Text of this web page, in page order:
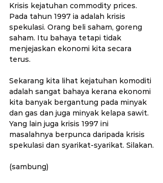
Krisis kejatuhan commodity prices.
Pada tahun 1997 ia adalah krisis
spekulasi. Orang beli saham, goreng
saham. Itu bahaya tetapi tidak
menjejaskan ekonomi kita secara
terus.
Sekarang kita lihat kejatuhan komoditi
adalah sangat bahaya kerana ekonomi
kita banyak bergantung pada minyak
dan gas dan juga minyak kelapa sawit.
Yang lain juga krisis 1997 ini
masalahnya berpunca daripada krisis
spekulasi dan syarikat-syarikat. Silakan.
(sambung)